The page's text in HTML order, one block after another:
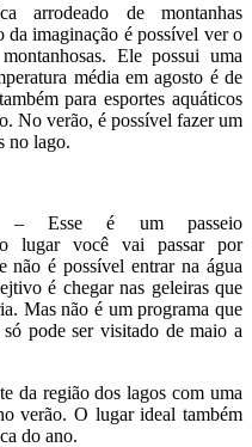
arrodeado de montanhas
da imaginação é possível ver o
Ele possui uma
média em agosto é de
para esportes aquáticos
No verão, é possível fazer um
no lago.
Esse é um passeio
lugar você vai passar por
não é possível entrar na água
é chegar nas geleiras que
Mas não é um programa que
pode ser visitado de maio a
da região dos lagos com uma
verão. O lugar ideal também
do ano.